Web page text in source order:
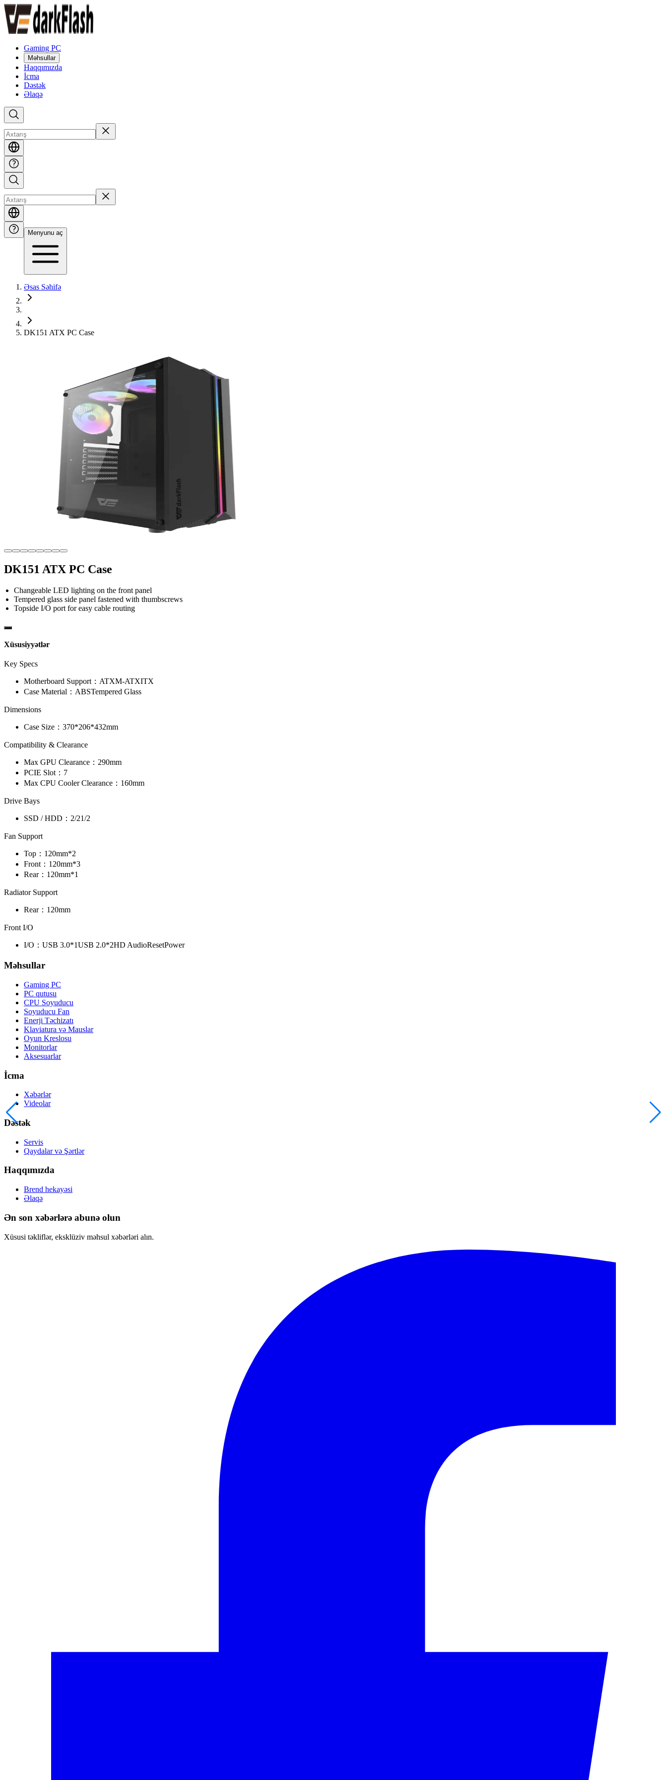
Gaming PC
Məhsullar
Haqqımızda
İcma
Dəstək
Əlaqə
Menyunu aç
Əsas Səhifə
DK151 ATX PC Case
DK151 ATX PC Case
Changeable LED lighting on the front panel
Tempered glass side panel fastened with thumbscrews
Topside I/O port for easy cable routing
Xüsusiyyətlər
Key Specs
Motherboard Support： ATXM-ATXITX
Case Material： ABSTempered Glass
Dimensions
Case Size： 370*206*432mm
Compatibility & Clearance
Max GPU Clearance： 290mm
PCIE Slot： 7
Max CPU Cooler Clearance： 160mm
Drive Bays
SSD / HDD： 2/21/2
Fan Support
Top： 120mm*2
Front： 120mm*3
Rear： 120mm*1
Radiator Support
Rear： 120mm
Front I/O
I/O： USB 3.0*1USB 2.0*2HD AudioResetPower
Məhsullar
Gaming PC
PC qutusu
CPU Soyuducu
Soyuducu Fan
Enerji Təchizatı
Klaviatura və Mauslar
Oyun Kreslosu
Monitorlar
Aksesuarlar
İcma
Xəbərlər
Videolar
Dəstək
Servis
Qaydalar və Şərtlər
Haqqımızda
Brend hekayəsi
Əlaqə
Ən son xəbərlərə abunə olun
Xüsusi təkliflər, eksklüziv məhsul xəbərləri alın.